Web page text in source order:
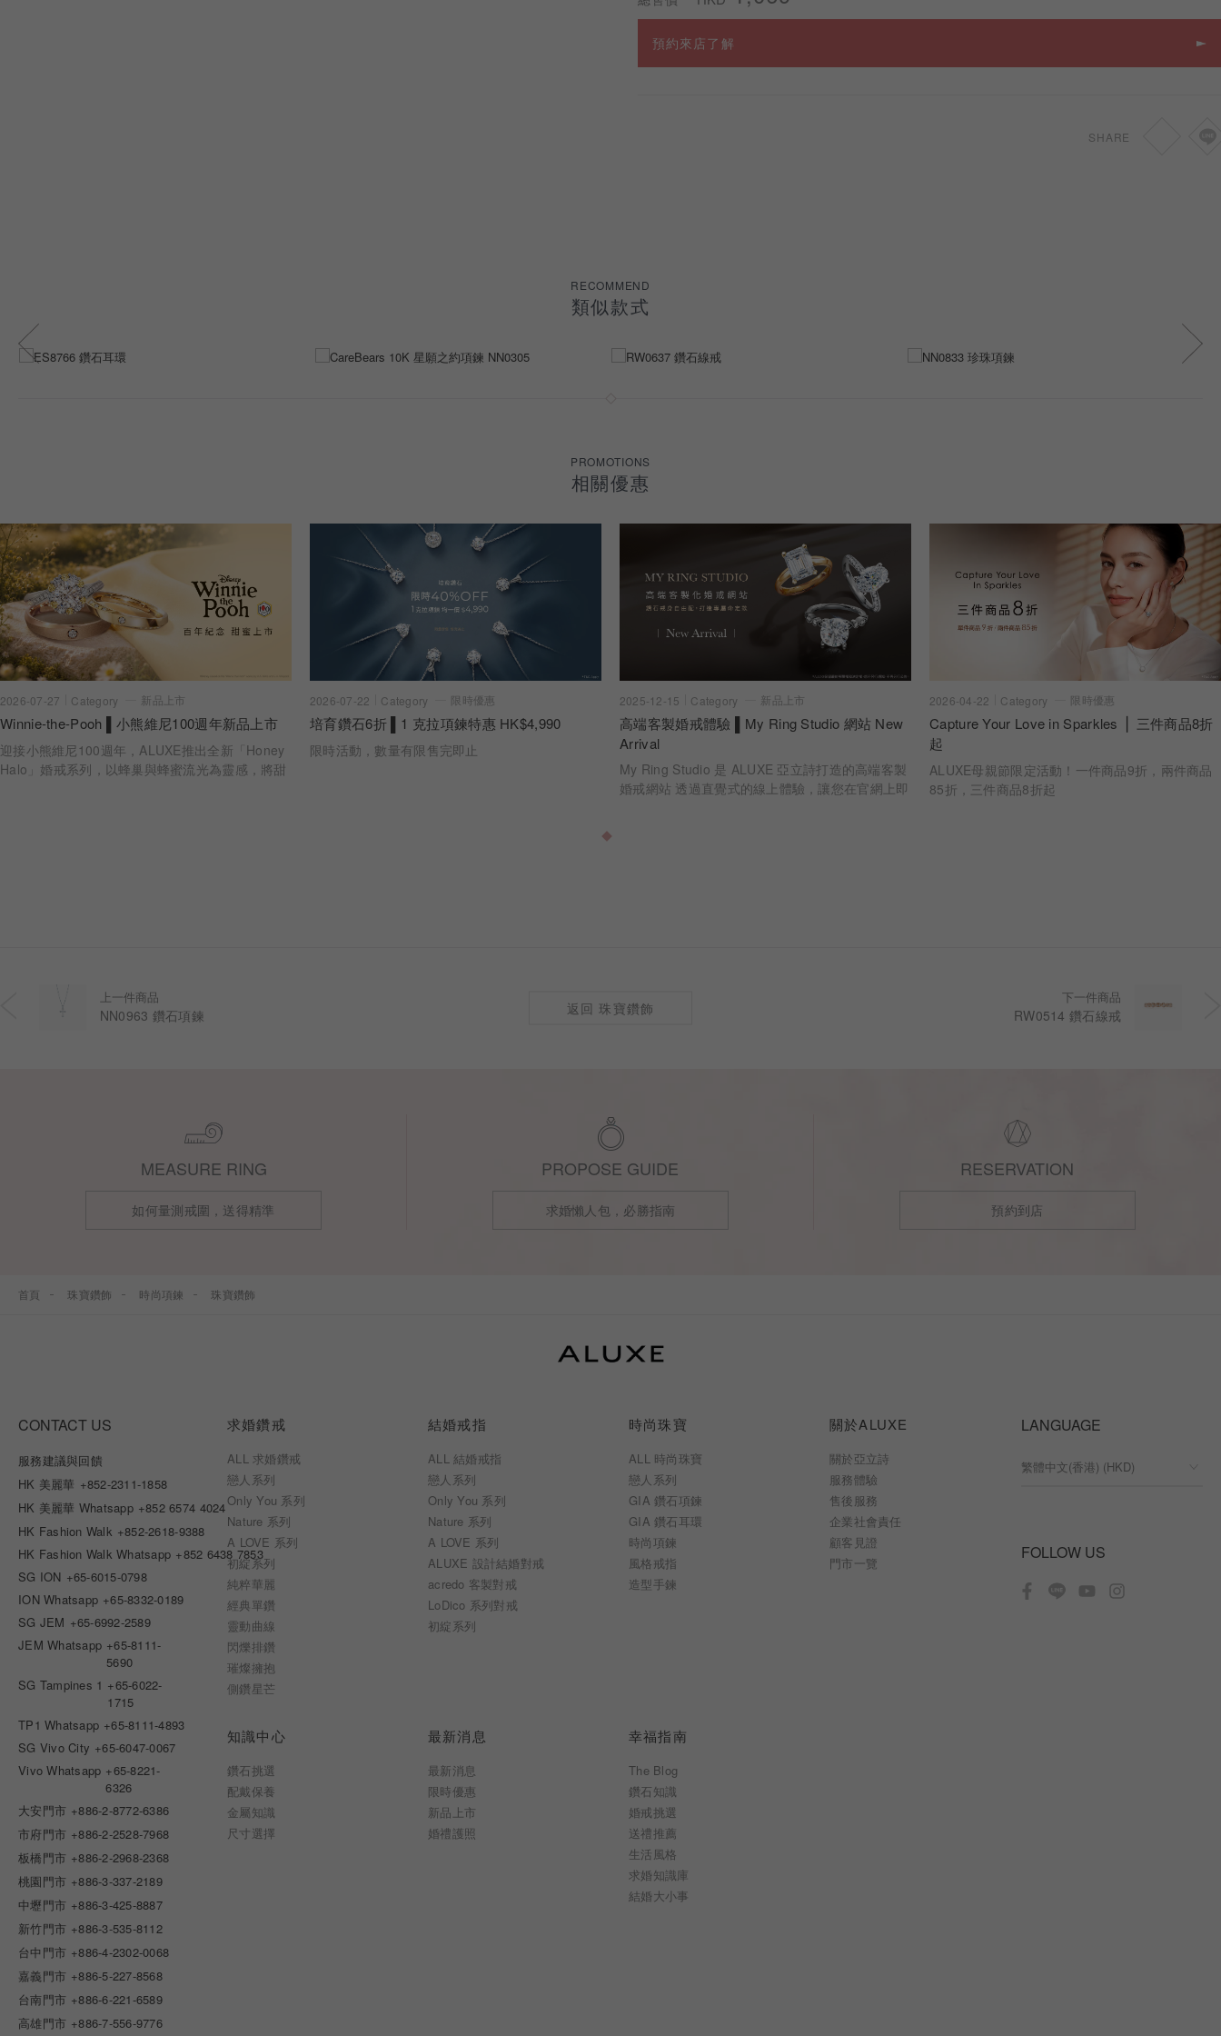
預約來店了解
SHARE
RECOMMEND
類似款式
PROMOTIONS
相關優惠
2026-07-27 Category 新品上市
Winnie-the-Pooh ▌小熊維尼100週年新品上市
迎接小熊維尼100週年，ALUXE推出全新「Honey
Halo」婚戒系列，以蜂巢與蜂蜜流光為靈感，將甜
2026-07-22 Category 限時優惠
培育鑽石6折 ▌1 克拉項鍊特惠 HK$4,990
限時活動，數量有限售完即止
2025-12-15 Category 新品上市
高端客製婚戒體驗 ▌My Ring Studio 網站 New
Arrival
My Ring Studio 是 ALUXE 亞立詩打造的高端客製
婚戒網站 透過直覺式的線上體驗，讓您在官網上即
2026-04-22 Category 限時優惠
Capture Your Love in Sparkles ⎪ 三件商品8折
起
ALUXE母親節限定活動！一件商品9折，兩件商品
85折，三件商品8折起
上一件商品
NN0963 鑽石項鍊
下一件商品
RW0514 鑽石線戒
返回 珠寶鑽飾
MEASURE RING
如何量測戒圍，送得精準
PROPOSE GUIDE
求婚懶人包，必勝指南
RESERVATION
預約到店
首頁 珠寶鑽飾 時尚項鍊 珠寶鑽飾
CONTACT US
服務建議與回饋
HK 美麗華 +852-2311-1858
HK 美麗華 Whatsapp +852 6574 4024
HK Fashion Walk +852-2618-9388
HK Fashion Walk Whatsapp +852 6438 7853
SG ION +65-6015-0798
ION Whatsapp +65-8332-0189
SG JEM +65-6992-2589
JEM Whatsapp +65-8111-
5690
SG Tampines 1 +65-6022-
1715
TP1 Whatsapp +65-8111-4893
SG Vivo City +65-6047-0067
Vivo Whatsapp +65-8221-
6326
大安門市 +886-2-8772-6386
市府門市 +886-2-2528-7968
板橋門市 +886-2-2968-2368
桃園門市 +886-3-337-2189
中壢門市 +886-3-425-8887
新竹門市 +886-3-535-8112
台中門市 +886-4-2302-0068
嘉義門市 +886-5-227-8568
台南門市 +886-6-221-6589
高雄門市 +886-7-556-9776
求婚鑽戒
ALL 求婚鑽戒
戀人系列
Only You 系列
Nature 系列
A LOVE 系列
初綻系列
純粹華麗
經典單鑽
靈動曲線
閃爍排鑽
璀燦擁抱
側鑽星芒
結婚戒指
ALL 結婚戒指
戀人系列
Only You 系列
Nature 系列
A LOVE 系列
ALUXE 設計結婚對戒
acredo 客製對戒
LoDico 系列對戒
初綻系列
時尚珠寶
ALL 時尚珠寶
戀人系列
GIA 鑽石項鍊
GIA 鑽石耳環
時尚項鍊
風格戒指
造型手鍊
關於ALUXE
關於亞立詩
服務體驗
售後服務
企業社會責任
顧客見證
門市一覽
知識中心
鑽石挑選
配戴保養
金屬知識
尺寸選擇
最新消息
最新消息
限時優惠
新品上市
婚禮護照
幸福指南
The Blog
鑽石知識
婚戒挑選
送禮推薦
生活風格
求婚知識庫
結婚大小事
LANGUAGE
FOLLOW US